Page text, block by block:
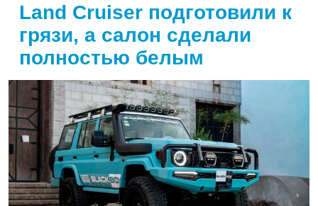
Land Cruiser подготовили к
грязи, а салон сделали
полностью белым